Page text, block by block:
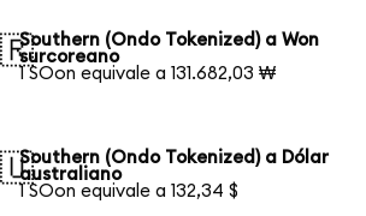
Southern (Ondo Tokenized) a Won
surcoreano
1 SOon equivale a 131.682,03 ₩
Southern (Ondo Tokenized) a Dólar
australiano
1 SOon equivale a 132,34 $